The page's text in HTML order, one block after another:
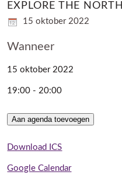
EXPLORE THE NORTH
15 oktober 2022
Wanneer
15 oktober 2022
19:00 - 20:00
Aan agenda toevoegen
Download ICS
Google Calendar